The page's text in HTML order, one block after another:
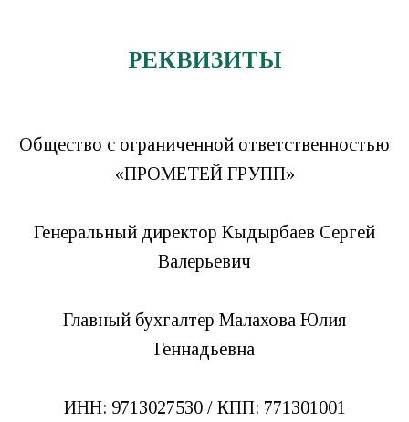
РЕКВИЗИТЫ
Общество с ограниченной ответственностью
«ПРОМЕТЕЙ ГРУПП»
Генеральный директор Кыдырбаев Сергей
Валерьевич
Главный бухгалтер Малахова Юлия
Геннадьевна
ИНН: 9713027530 / КПП: 771301001